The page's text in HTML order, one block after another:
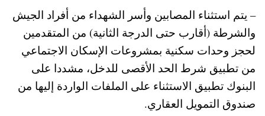
– يتم استثناء المصابين وأسر الشهداء من أفراد الجيش
والشرطة (أقارب حتى الدرجة الثانية) من المتقدمين
لحجز وحدات سكنية بمشروعات الإسكان الاجتماعي
من تطبيق شرط الحد الأقصى للدخل، مشددا على
البنوك تطبيق الاستثناء على الملفات الواردة إليها من
صندوق التمويل العقاري.